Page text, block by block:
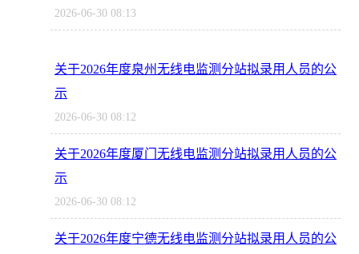
2026-06-30 08:13
2026-06-30 08:12
关于2026年度泉州无线电监测分站拟录用人员的公
示
2026-06-30 08:12
关于2026年度厦门无线电监测分站拟录用人员的公
示
关于2026年度宁德无线电监测分站拟录用人员的公